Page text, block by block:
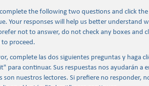
complete the following two questions and click
Your responses will help us better understand
not to answer, do not check any boxes and
proceed.
complete las dos siguientes preguntas y haga
para continuar. Sus respuestas nos ayudarán a
son nuestros lectores. Si prefiere no responder,